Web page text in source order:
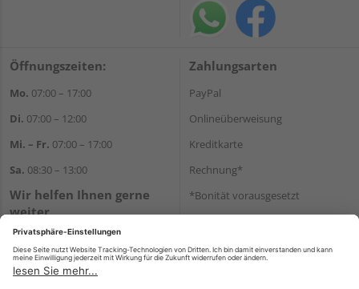
Öffnungszeiten:
Mo. 07:00 – 17:00
Di. 07:00 – 12:00
Mi. – Fr. 07:00 – 17:00
Sa. 08:30 – 13:00
Wir helfen Ihnen gerne
weiter
Tel.:+49 711 168520
WhatsApp
Zahlungsarten
PayPal
Onlineüberweisung
Kreditkarte
Rechnung*
*Bonität vorausgesetzt
Versand